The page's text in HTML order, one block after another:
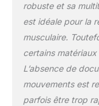
robuste et sa
est idéale pour la
musculaire.
certains
L’absence de
mouvements est
parfois être trop